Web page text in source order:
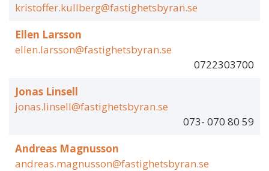
kristoffer.kullberg@fastighetsbyran.se
Ellen Larsson
ellen.larsson@fastighetsbyran.se
0722303700
Jonas Linsell
jonas.linsell@fastighetsbyran.se
073- 070 80 59
Andreas Magnusson
andreas.magnusson@fastighetsbyran.se